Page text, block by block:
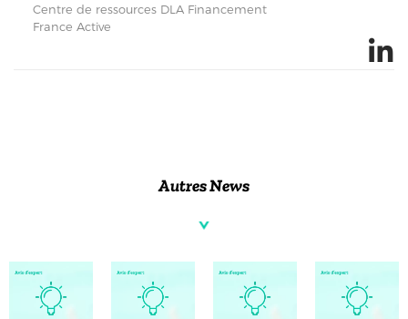
Centre de ressources DLA Financement
France Active
Autres News